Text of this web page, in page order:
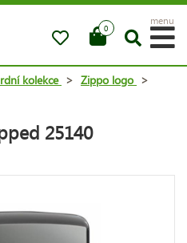
0
menu
kolekce > Zippo logo >
25140